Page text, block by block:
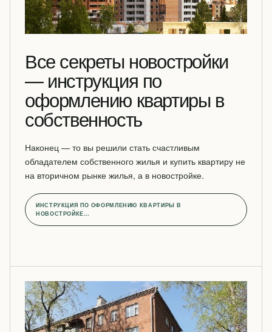
Все секреты новостройки
— инструкция по
оформлению квартиры в
собственность
Наконец — то вы решили стать счастливым
обладателем собственного жилья и купить квартиру не
на вторичном рынке жилья, а в новостройке.
ИНСТРУКЦИЯ ПО ОФОРМЛЕНИЮ КВАРТИРЫ В
НОВОСТРОЙКЕ…